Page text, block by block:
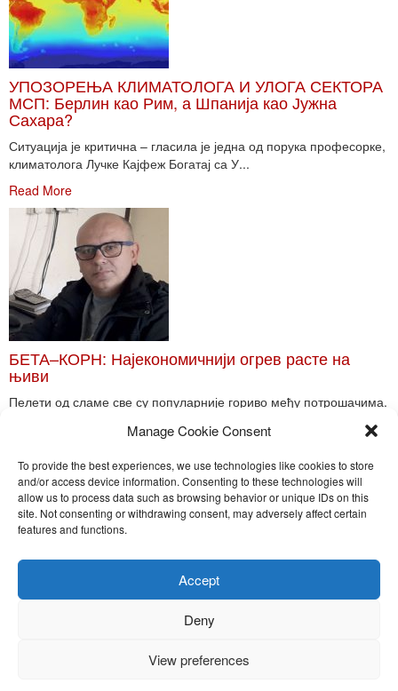
Manage Cookie Consent
To provide the best experiences, we use technologies like cookies to store
and/or access device information. Consenting to these technologies will
allow us to process data such as browsing behavior or unique IDs on this
site. Not consenting or withdrawing consent, may adversely affect certain
features and functions.
Accept
Deny
View preferences
УПОЗОРЕЊА КЛИМАТОЛОГА И УЛОГА СЕКТОРА
МСП: Берлин као Рим, а Шпанија као Јужна
Сахара?
Ситуација је критична – гласила је једна од порука професорке,
климатолога Лучке Кајфеж Богатај са У...
Read More
БЕТА–КОРН: Најекономичнији огрев расте на
њиви
Пелети од сламе све су популарније гориво међу потрошачима.
Toggle
Nira Press d.o.o.
Sadržaj ovog sajta je zakonom zaštićena intelektualna svojina
kopiranje, objavljivanje celine ili delova bilo kog proizvoda NiraPress